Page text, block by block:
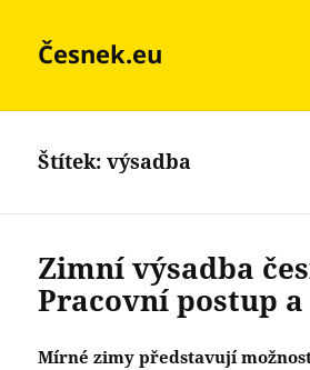
Česnek.eu
Štítek:výsadba
Zimní výsadba
Pracovní postup
Mírné zimy představují